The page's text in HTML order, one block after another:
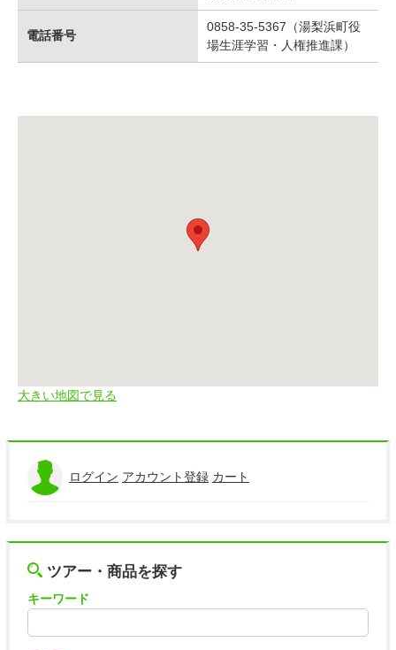
電話番号
0858-35-5367（湯梨浜町役
場生涯学習・人権推進課）
大きい地図で見る
ログイン アカウント登録 カート
ツアー・商品を探す
キーワード